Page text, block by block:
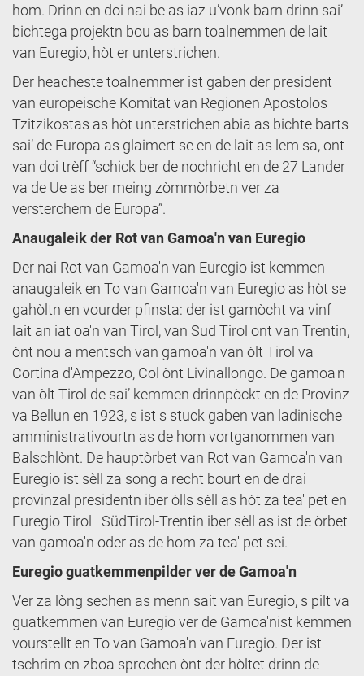
hom. Drinn en doi nai be as iaz u’vonk barn drinn sai’
bichtega projektn bou as barn toalnemmen de lait
van Euregio, hòt er unterstrichen.
Der heacheste toalnemmer ist gaben der president
van europeische Komitat van Regionen Apostolos
Tzitzikostas as hòt unterstrichen abia as bichte barts
sai’ de Europa as glaimert se en de lait as lem sa, ont
van doi trèff “schick ber de nochricht en de 27 Lander
va de Ue as ber meing zòmmòrbetn ver za
versterchern de Europa”.
Anaugaleik der Rot van Gamoa'n van Euregio
Der nai Rot van Gamoa'n van Euregio ist kemmen
anaugaleik en To van Gamoa'n van Euregio as hòt se
gahòltn en vourder pfinsta: der ist gamòcht va vinf
lait an iat oa'n van Tirol, van Sud Tirol ont van Trentin,
ònt nou a mentsch van gamoa'n van òlt Tirol va
Cortina d'Ampezzo, Col ònt Livinallongo. De gamoa'n
van òlt Tirol de sai’ kemmen drinnpòckt en de Provinz
va Bellun en 1923, s ist s stuck gaben van ladinische
amministrativourtn as de hom vortganommen van
Balschlònt. De hauptòrbet van Rot van Gamoa'n van
Euregio ist sèll za song a recht bourt en de drai
provinzal presidentn iber òlls sèll as hòt za tea' pet en
Euregio Tirol–SüdTirol-Trentin iber sèll as ist de òrbet
van gamoa'n oder as de hom za tea' pet sei.
Euregio guatkemmenpilder ver de Gamoa'n
Ver za lòng sechen as menn sait van Euregio, s pilt va
guatkemmen van Euregio ver de Gamoa'nist kemmen
vourstellt en To van Gamoa'n van Euregio. Der ist
tschrim en zboa sprochen ònt der hòltet drinn de